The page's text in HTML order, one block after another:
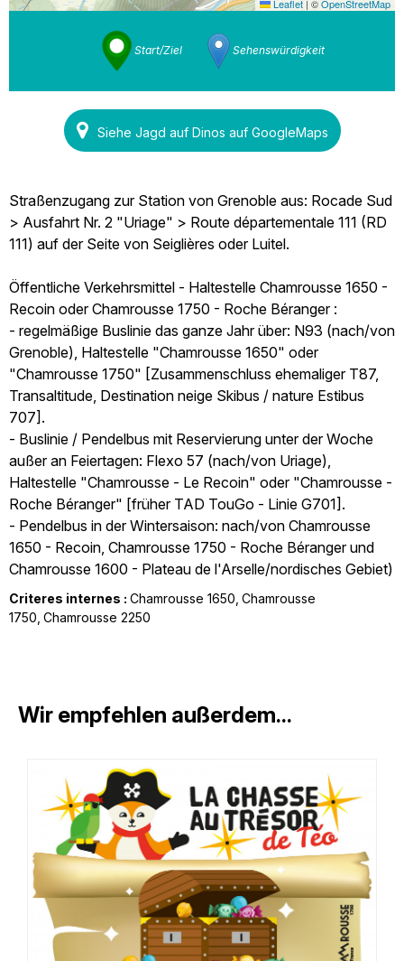
Leaflet | ©OpenStreetMap
Start/Ziel Sehenswürdigkeit
Siehe Jagd auf Dinos auf GoogleMaps
Straßenzugang zur Station von Grenoble aus: Rocade Sud
> Ausfahrt Nr. 2 "Uriage" > Route départementale 111 (RD
111) auf der Seite von Seiglières oder Luitel.
Öffentliche Verkehrsmittel - Haltestelle Chamrousse 1650 -
Recoin oder Chamrousse 1750 - Roche Béranger :
- regelmäßige Buslinie das ganze Jahr über: N93 (nach/von
Grenoble), Haltestelle "Chamrousse 1650" oder
"Chamrousse 1750" [Zusammenschluss ehemaliger T87,
Transaltitude, Destination neige Skibus / nature Estibus
707].
- Buslinie / Pendelbus mit Reservierung unter der Woche
außer an Feiertagen: Flexo 57 (nach/von Uriage),
Haltestelle "Chamrousse - Le Recoin" oder "Chamrousse -
Roche Béranger" [früher TAD TouGo - Linie G701].
- Pendelbus in der Wintersaison: nach/von Chamrousse
1650 - Recoin, Chamrousse 1750 - Roche Béranger und
Chamrousse 1600 - Plateau de l'Arselle/nordisches Gebiet)
Criteres internes : Chamrousse 1650 Chamrousse
1750 Chamrousse 2250
Wir empfehlen außerdem...